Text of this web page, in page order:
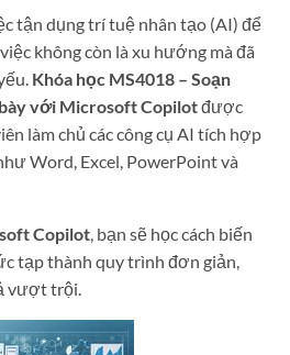
tận dụng trí tuệ nhân tạo (AI) để
không còn là xu hướng mà đã
Khóa học MS4018 – Soạn
với Microsoft Copilotđược
làm chủ các công cụ AI tích hợp
Word, Excel, PowerPoint và
Copilot, bạn sẽ học cách biến
tạp thành quy trình đơn giản,
vượt trội.